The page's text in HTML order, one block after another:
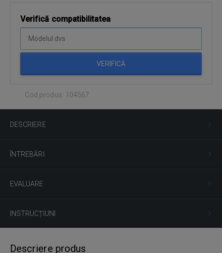
Verifică compatibilitatea
VERIFICĂ
Cod produs: 104567
DESCRIERE
ÎNTREBĂRI
EVALUARE
INSTRUCȚIUNI
Descriere produs